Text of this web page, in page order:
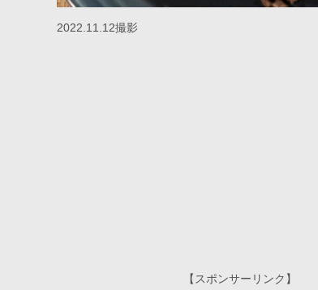
2022.11.12撮影
【スポンサーリンク】